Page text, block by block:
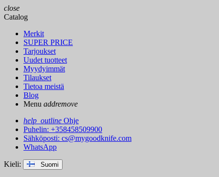
close
Catalog
Merkit
SUPER PRICE
Tarjoukset
Uudet tuotteet
Myydyimmät
Tilaukset
Tietoa meistä
Blog
Menu addremove
help_outline Ohje
Puhelin: +358458509900
Sähköposti: cs@mygoodknife.com
WhatsApp
Kieli: Suomi